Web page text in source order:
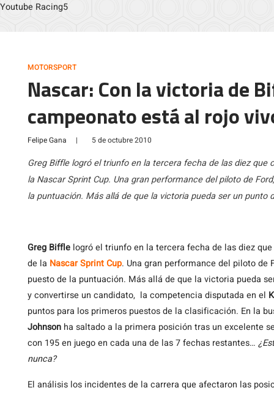
Youtube Racing5
MOTORSPORT
Nascar: Con la victoria de
campeonato está al rojo
Felipe Gana | 5 de octubre 2010
Greg Biffle logró el triunfo en la tercera fecha de las diez
la Nascar Sprint Cup. Una gran performance del piloto de
la puntuación. Más allá de que la victoria pueda ser un punto
Greg Biffle logró el triunfo en la tercera fecha de las diez
de la Nascar Sprint Cup. Una gran performance del piloto de
puesto de la puntuación. Más allá de que la victoria pueda
y convertirse un candidato, la competencia disputada en el
puntos para los primeros puestos de la clasificación. En la
Johnson ha saltado a la primera posición tras un excelente
con 195 en juego en cada una de las 7 fechas restantes…
nunca?
El análisis los incidentes de la carrera que afectaron las